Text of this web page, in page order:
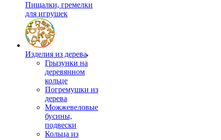
Пищалки, гремелки
для игрушек
Изделия из дерева
Грызунки на
деревянном
кольце
Погремушки из
дерева
Можжевеловые
бусины,
подвески
Кольца из